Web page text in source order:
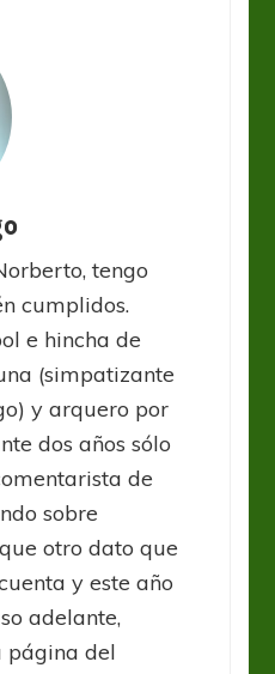
tengo
cumplidos.
e hincha de
(simpatizante
y arquero por
dos años sólo
de
sobre
otro dato que
y este año
adelante,
página del